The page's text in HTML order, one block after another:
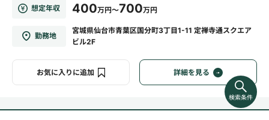
想定年収 400万円～700万円
勤務地
宮城県仙台市青葉区国分町3丁目1-11 定禅寺通スクエア
ビル2F
お気に入りに追加 詳細を見る
検索条件